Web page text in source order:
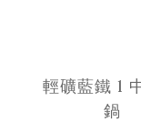
輕礦藍鐵 l
鍋